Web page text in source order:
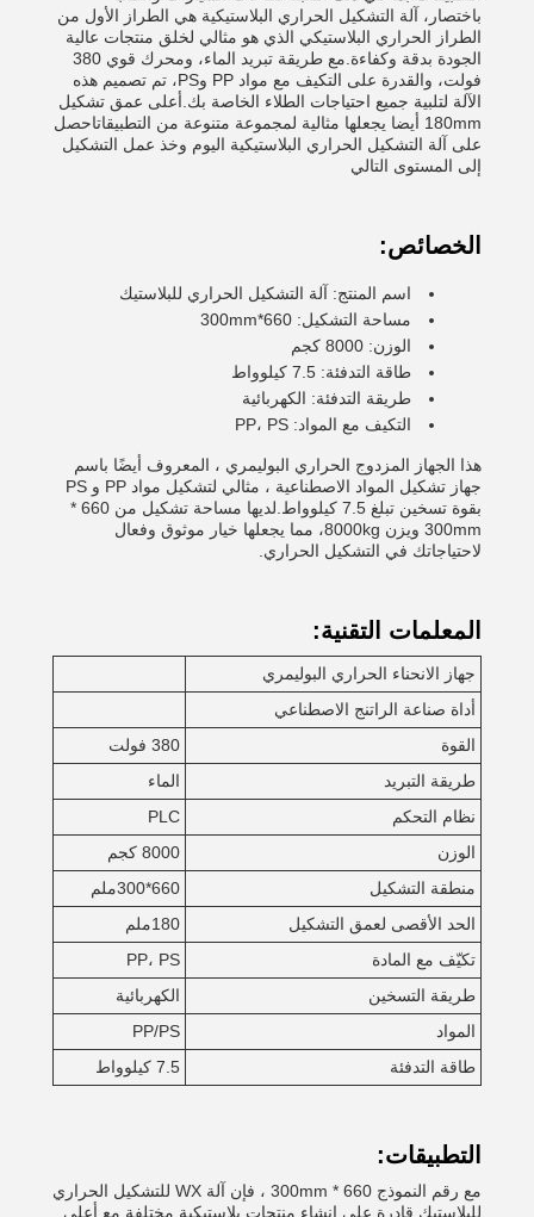
باختصار، آلة التشكيل الحراري البلاستيكية هي الطراز الأول من
الطراز الحراري البلاستيكي الذي هو مثالي لخلق منتجات عالية
الجودة بدقة وكفاءة.مع طريقة تبريد الماء، ومحرك قوي 380
فولت، والقدرة على التكيف مع مواد PP وPS، تم تصميم هذه
الآلة لتلبية جميع احتياجات الطلاء الخاصة بك.أعلى عمق تشكيل
180mm أيضا يجعلها مثالية لمجموعة متنوعة من التطبيقاتاحصل
على آلة التشكيل الحراري البلاستيكية اليوم وخذ عمل التشكيل
إلى المستوى التالي
الخصائص:
اسم المنتج: آلة التشكيل الحراري للبلاستيك
مساحة التشكيل: 660*300mm
الوزن: 8000 كجم
طاقة التدفئة: 7.5 كيلوواط
طريقة التدفئة: الكهربائية
التكيف مع المواد: PP، PS
هذا الجهاز المزدوج الحراري البوليمري ، المعروف أيضًا باسم
جهاز تشكيل المواد الاصطناعية ، مثالي لتشكيل مواد PP و PS
بقوة تسخين تبلغ 7.5 كيلوواط.لديها مساحة تشكيل من 660 *
300mm ويزن 8000kg، مما يجعلها خيار موثوق وفعال
لاحتياجاتك في التشكيل الحراري.
المعلمات التقنية:
جهاز الانحناء الحراري البوليمري
أداة صناعة الراتنج الاصطناعي
القوة
380 فولت
طريقة التبريد
الماء
نظام التحكم
PLC
الوزن
8000 كجم
منطقة التشكيل
660*300ملم
الحد الأقصى لعمق التشكيل
180ملم
تكيّف مع المادة
PP، PS
طريقة التسخين
الكهربائية
المواد
PP/PS
طاقة التدفئة
7.5 كيلوواط
التطبيقات:
مع رقم النموذج 660 * 300mm ، فإن آلة WX للتشكيل الحراري
للبلاستيك قادرة على إنشاء منتجات بلاستيكية مختلفة مع أعلى